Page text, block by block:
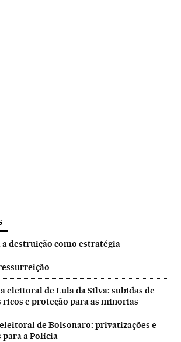
destruição como estratégia
eleitoral de Lula da Silva: subidas de
e proteção para as minorias
de Bolsonaro: privatizações e
a Polícia